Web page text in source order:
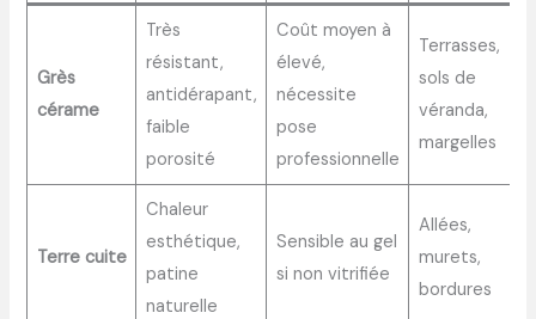
Grès
cérame
Très
résistant,
antidérapant,
faible
porosité
Coût moyen à
élevé,
nécessite
pose
professionnelle
Terrasses,
sols de
véranda,
margelles
Terre cuite
Chaleur
esthétique,
patine
naturelle
Sensible au gel
si non vitrifiée
Allées,
murets,
bordures